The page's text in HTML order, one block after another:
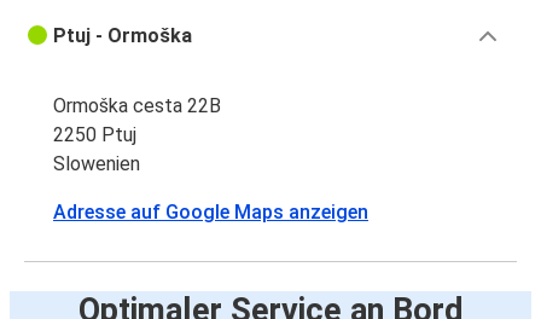
Ptuj - Ormoška
Ormoška cesta 22B
2250 Ptuj
Slowenien
Adresse auf Google Maps anzeigen
Optimaler Service an Bord